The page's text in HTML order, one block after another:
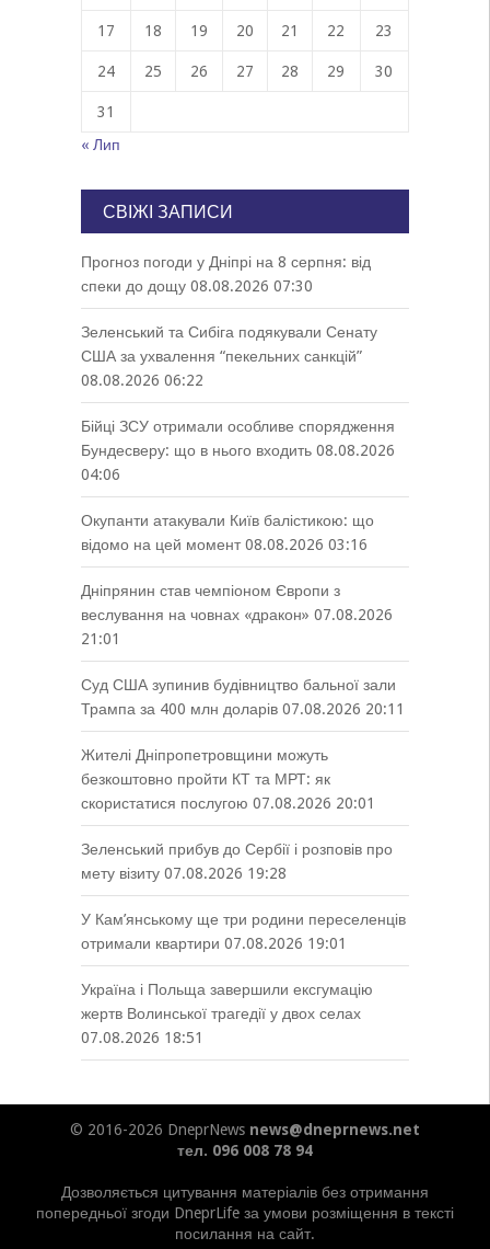
17 18 19 20 21 22 23
24 25 26 27 28 29 30
31
« Лип
СВІЖІ ЗАПИСИ
Прогноз погоди у Дніпрі на 8 серпня: від
спеки до дощу 08.08.2026 07:30
Зеленський та Сибіга подякували Сенату
США за ухвалення “пекельних санкцій”
08.08.2026 06:22
Бійці ЗСУ отримали особливе спорядження
Бундесверу: що в нього входить 08.08.2026
04:06
Окупанти атакували Київ балістикою: що
відомо на цей момент 08.08.2026 03:16
Дніпрянин став чемпіоном Європи з
веслування на човнах «дракон» 07.08.2026
21:01
Суд США зупинив будівництво бальної зали
Трампа за 400 млн доларів 07.08.2026 20:11
Жителі Дніпропетровщини можуть
безкоштовно пройти КТ та МРТ: як
скористатися послугою 07.08.2026 20:01
Зеленський прибув до Сербії і розповів про
мету візиту 07.08.2026 19:28
У Кам’янському ще три родини переселенців
отримали квартири 07.08.2026 19:01
Україна і Польща завершили ексгумацію
жертв Волинської трагедії у двох селах
07.08.2026 18:51
© 2016-2026 DneprNews news@dneprnews.net
тел. 096 008 78 94
Дозволяється цитування матеріалів без отримання
попередньої згоди DneprLife за умови розміщення в тексті
посилання на сайт.